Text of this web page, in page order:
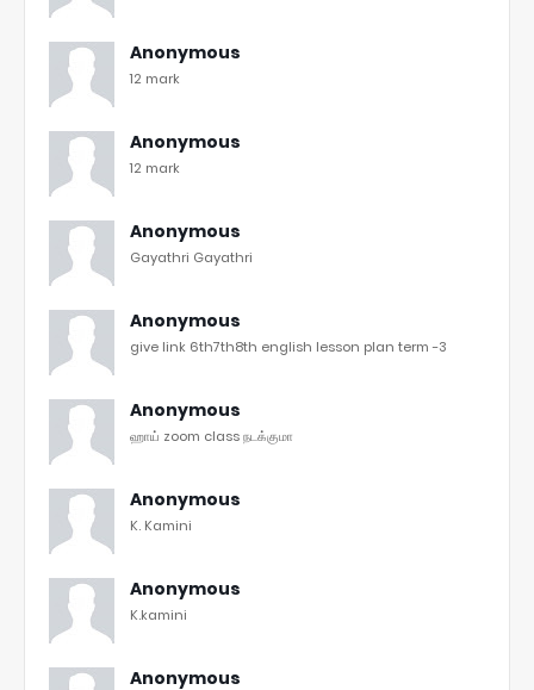
Anonymous
12 mark
Anonymous
12 mark
Anonymous
Gayathri Gayathri
Anonymous
give link 6th7th8th english lesson plan term -3
Anonymous
ஹாய் zoom class நடக்குமா
Anonymous
K. Kamini
Anonymous
K.kamini
Anonymous